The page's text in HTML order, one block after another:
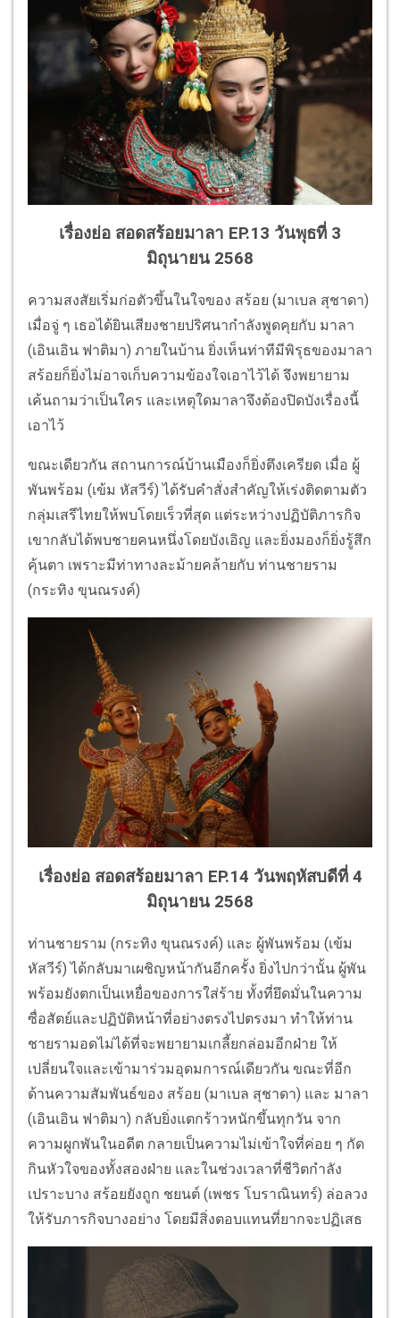
เรื่องย่อ สอดสร้อยมาลา EP.13 วันพุธที่ 3
มิถุนายน 2568
ความสงสัยเริ่มก่อตัวขึ้นในใจของ สร้อย (มาเบล สุชาดา)
เมื่อจู่ ๆ เธอได้ยินเสียงชายปริศนากำลังพูดคุยกับ มาลา
(เอินเอิน ฟาติมา) ภายในบ้าน ยิ่งเห็นท่าทีมีพิรุธของมาลา
สร้อยก็ยิ่งไม่อาจเก็บความข้องใจเอาไว้ได้ จึงพยายาม
เค้นถามว่าเป็นใคร และเหตุใดมาลาจึงต้องปิดบังเรื่องนี้
เอาไว้
ขณะเดียวกัน สถานการณ์บ้านเมืองก็ยิ่งตึงเครียด เมื่อ ผู้
พันพร้อม (เข้ม หัสวีร์) ได้รับคำสั่งสำคัญให้เร่งติดตามตัว
กลุ่มเสรีไทยให้พบโดยเร็วที่สุด แต่ระหว่างปฏิบัติภารกิจ
เขากลับได้พบชายคนหนึ่งโดยบังเอิญ และยิ่งมองก็ยิ่งรู้สึก
คุ้นตา เพราะมีท่าทางละม้ายคล้ายกับ ท่านชายราม
(กระทิง ขุนณรงค์)
เรื่องย่อ สอดสร้อยมาลา EP.14 วันพฤหัสบดีที่ 4
มิถุนายน 2568
ท่านชายราม (กระทิง ขุนณรงค์) และ ผู้พันพร้อม (เข้ม
หัสวีร์) ได้กลับมาเผชิญหน้ากันอีกครั้ง ยิ่งไปกว่านั้น ผู้พัน
พร้อมยังตกเป็นเหยื่อของการใส่ร้าย ทั้งที่ยึดมั่นในความ
ซื่อสัตย์และปฏิบัติหน้าที่อย่างตรงไปตรงมา ทำให้ท่าน
ชายรามอดไม่ได้ที่จะพยายามเกลี้ยกล่อมอีกฝ่าย ให้
เปลี่ยนใจและเข้ามาร่วมอุดมการณ์เดียวกัน ขณะที่อีก
ด้านความสัมพันธ์ของ สร้อย (มาเบล สุชาดา) และ มาลา
(เอินเอิน ฟาติมา) กลับยิ่งแตกร้าวหนักขึ้นทุกวัน จาก
ความผูกพันในอดีต กลายเป็นความไม่เข้าใจที่ค่อย ๆ กัด
กินหัวใจของทั้งสองฝ่าย และในช่วงเวลาที่ชีวิตกำลัง
เปราะบาง สร้อยยังถูก ชยนต์ (เพชร โบราณินทร์) ล่อลวง
ให้รับภารกิจบางอย่าง โดยมีสิ่งตอบแทนที่ยากจะปฏิเสธ